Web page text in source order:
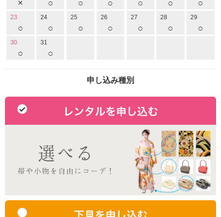
× ○ ○ ○ ○ ○ ○
23
○
24
○
25
○
26
○
27
○
28
○
29
○
30
○
31
○
申し込み種別